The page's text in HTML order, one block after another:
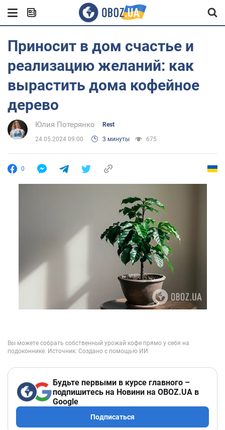
Приносит в дом счастье и
реализацию желаний: как
вырастить дома кофейное
дерево
Юлия Потерянко Rest
24.05.2024 09:00 3 минуты 675
0
Будьте первыми в курсе главного –
подпишитесь на Новини на OBOZ.UA в
Google
Подписаться